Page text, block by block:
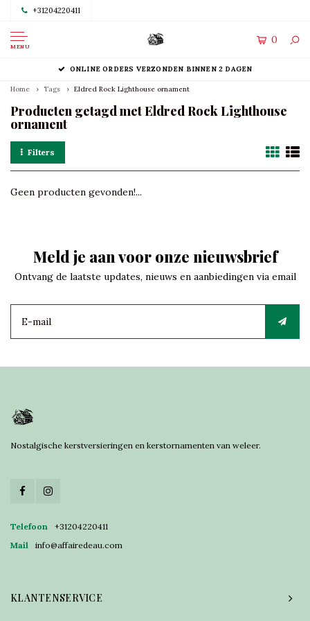
+31204220411
MENU
0
ONLINE ORDERS VERZONDEN BINNEN 2 DAGEN
Home Tags Eldred Rock Lighthouse ornament
Producten getagd met Eldred Rock Lighthouse
ornament
Filters
Geen producten gevonden!...
Meld je aan voor onze nieuwsbrief
Ontvang de laatste updates, nieuws en aanbiedingen via email
Nostalgische kerstversieringen en kerstornamenten van weleer.
Telefoon
+31204220411
Mail
info@affairedeau.com
KLANTENSERVICE